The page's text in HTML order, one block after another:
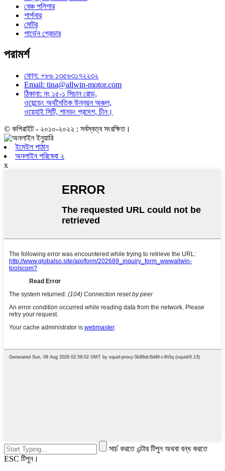
বেঞ্চ পলিশার
শার্পনার
মোটর
গার্ডেন শ্রেডার
পরামর্শ
ফোন: +৮৬ ১৩৫৬৩১৭২২৩২
Email: tina@allwin-motor.com
ঠিকানা: নং ১৫-১ সিচান রোড,
ওয়েন্ডেং অর্থনৈতিক উন্নয়ন অঞ্চল,
ওয়েহাই সিটি, শানডং প্রদেশ, চীন।
© কপিরাইট - ২০১০-২০২২ : সর্বস্বত্ব সংরক্ষিত।
ইমেইল পাঠান
অনলাইন পরিষেবা ২
x
সার্চ করতে এন্টার টিপুন অথবা বন্ধ করতে
ESC টিপুন।